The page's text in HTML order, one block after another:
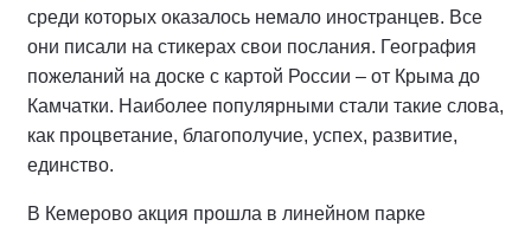
среди которых оказалось немало иностранцев. Все
они писали на стикерах свои послания. География
пожеланий на доске с картой России – от Крыма до
Камчатки. Наиболее популярными стали такие слова,
как процветание, благополучие, успех, развитие,
единство.
В Кемерово акция прошла в линейном парке